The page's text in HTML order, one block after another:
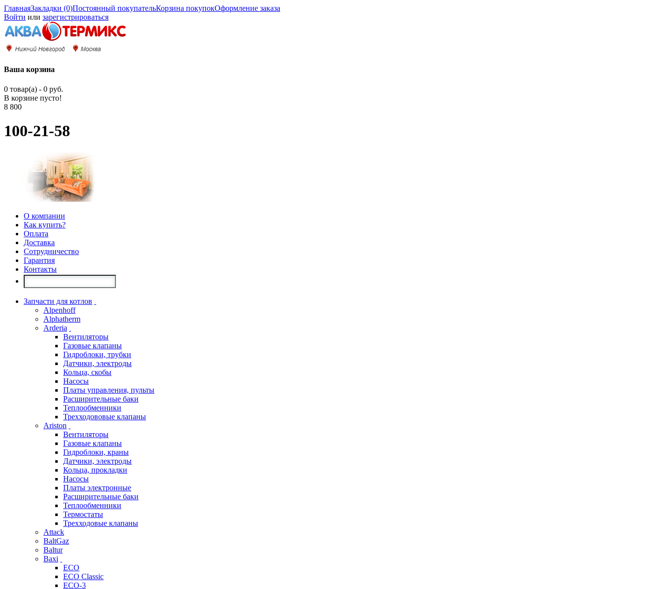
ГлавнаяЗакладки (0)Постоянный покупательКорзина покупокОформление заказа
Войти или зарегистрироваться
Ваша корзина
0 товар(а) - 0 руб.
В корзине пусто!
8 800
100-21-58
О компании
Как купить?
Оплата
Доставка
Сотрудничество
Гарантия
Контакты
Запчасти для котлов
Alpenhoff
Alphatherm
Arderia
Вентиляторы
Газовые клапаны
Гидроблоки, трубки
Датчики, электроды
Кольца, скобы
Насосы
Платы управления, пульты
Расширительные баки
Теплообменники
Трехходововые клапаны
Ariston
Вентиляторы
Газовые клапаны
Гидроблоки, краны
Датчики, электроды
Кольца, прокладки
Насосы
Платы электронные
Расширительные баки
Теплообменники
Термостаты
Трехходовые клапаны
Attack
BaltGaz
Baltur
Baxi
ECO
ECO Classic
ECO-3